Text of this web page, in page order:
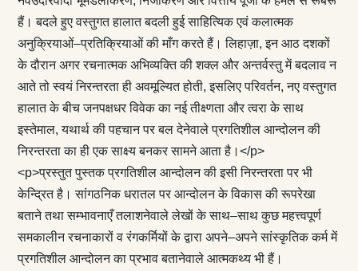
हैं। बदले हुए वस्तुगत हालात बदली हुई साहित्यिक एवं कलात्मक
अनुक्रियाओं–प्रतिक्रियाओं की माँग करते हैं। लिहाज़ा, इन आठ दशकों
के दौरान अगर रचनात्मक अभिव्यक्ति की शक्ल और अन्तर्वस्तु में बदलाव न
आते तो स्वयं निरन्तरता ही अवमूल्यित होती, इसलिए परिवर्तन, नए वस्तुगत
हालात के बीच जनपक्षधर विवेक का नई तीक्ष्णता और त्वरा के साथ
इस्तेमाल, यथार्थ की पहचान पर बल देनेवाले प्रगतिशील आन्दोलन की
निरन्तरता का ही एक साक्ष्य बनकर सामने आता है।</p>
<p>प्रस्तुत पुस्तक प्रगतिशील आन्दोलन की इसी निरन्तरता पर भी
केन्द्रित है। सांगठनिक धरातल पर आन्दोलन के विकास की रूपरेखा
बताने तथा सम्भावनाएँ तलाशनेवाले लेखों के साथ–साथ कुछ महत्त्वपूर्ण
समकालीन रचनाकारों व रंगकर्मियों के द्वारा अपने–अपने सांस्कृतिक कर्म में
प्रगतिशील आन्दोलन का प्रभाव बतानेवाले आत्मकथ्य भी हैं।